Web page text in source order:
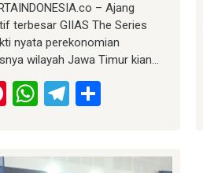
– Ajang
terbesar GIIAS The Series
nyata perekonomian
wilayah Jawa Timur kian…
Pinterest
WhatsApp
Telegram